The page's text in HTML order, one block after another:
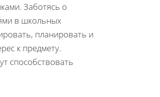
Заботясь о
в школьных
планировать и
к предмету.
способствовать